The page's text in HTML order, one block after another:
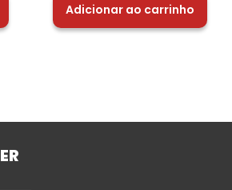
Adicionar ao carrinho